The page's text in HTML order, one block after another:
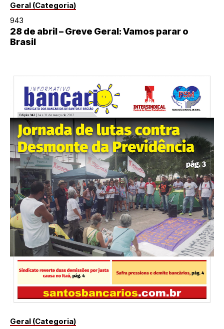
Geral (Categoria)
943
28 de abril – Greve Geral: Vamos parar o
Brasil
Geral (Categoria)